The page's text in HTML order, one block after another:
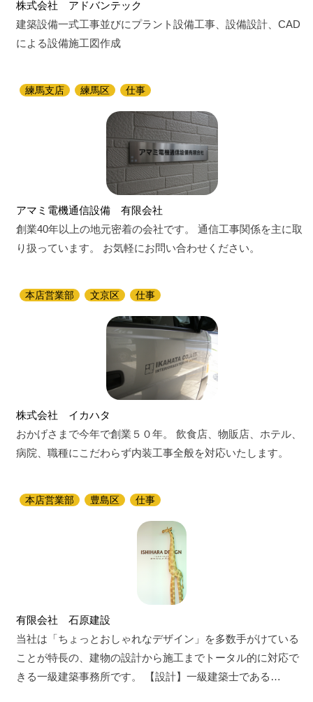
株式会社 アドバンテック
建築設備一式工事並びにプラント設備工事、設備設計、CAD
による設備施工図作成
練馬支店 練馬区 仕事
アマミ電機通信設備 有限会社
創業40年以上の地元密着の会社です。 通信工事関係を主に取
り扱っています。 お気軽にお問い合わせください。
本店営業部 文京区 仕事
株式会社 イカハタ
おかげさまで今年で創業５０年。 飲食店、物販店、ホテル、
病院、職種にこだわらず内装工事全般を対応いたします。
本店営業部 豊島区 仕事
有限会社 石原建設
当社は「ちょっとおしゃれなデザイン」を多数手がけている
ことが特長の、建物の設計から施工までトータル的に対応で
きる一級建築事務所です。 【設計】一級建築士である…